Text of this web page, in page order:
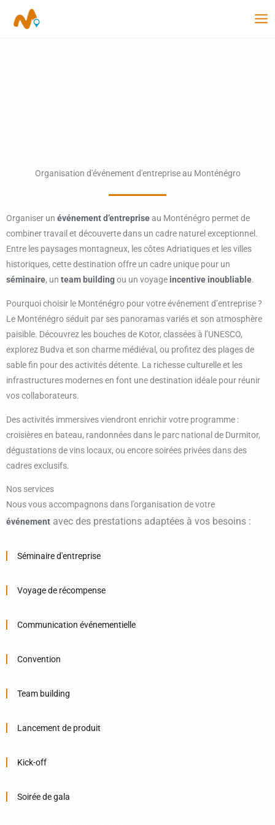
Organisation d'événement d'entreprise au Monténégro
Organiser un événement d’entrepriseau Monténégro permet de
combiner travail et découverte dans un cadre naturel exceptionnel.
Entre les paysages montagneux, les côtes Adriatiques et les villes
historiques, cette destination offre un cadre unique pour un
séminaire, un team buildingou un voyage incentive inoubliable.
Pourquoi choisir le Monténégro pour votre événement d’entreprise ?
Le Monténégro séduit par ses panoramas variés et son atmosphère
paisible. Découvrez les bouches de Kotor, classées à l’UNESCO,
explorez Budva et son charme médiéval, ou profitez des plages de
sable fin pour des activités détente. La richesse culturelle et les
infrastructures modernes en font une destination idéale pour réunir
vos collaborateurs.
Des activités immersives viendront enrichir votre programme :
croisières en bateau, randonnées dans le parc national de Durmitor,
dégustations de vins locaux, ou encore soirées privées dans des
cadres exclusifs.
Nos services
Nous vous accompagnons dans l’organisation de votre
événement avec des prestations adaptées à vos besoins :
Séminaire d'entreprise
Voyage de récompense
Communication événementielle
Convention
Team building
Lancement de produit
Kick-off
Soirée de gala